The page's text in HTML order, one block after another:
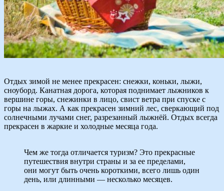
Отдых зимой не менее прекрасен: снежки, коньки, лыжи,
сноуборд. Канатная дорога, которая поднимает лыжников к
вершине горы, снежинки в лицо, свист ветра при спуске с
горы на лыжах. А как прекрасен зимний лес, сверкающий под
солнечными лучами снег, разрезанный лыжнёй. Отдых всегда
прекрасен в жаркие и холодные месяца года.
Чем же тогда отличается туризм? Это прекрасные
путешествия внутри страны и за ее пределами,
они могут быть очень короткими, всего лишь один
день, или длинными — несколько месяцев.